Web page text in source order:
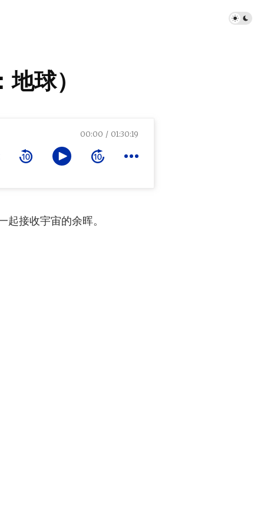
球）
00:00 01:30:19
接收宇宙的余晖。